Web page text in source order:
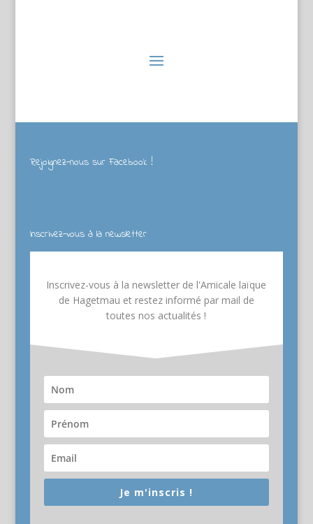
Rejoignez-nous sur Facebook !
Inscrivez-vous à la newsletter
Inscrivez-vous à la newsletter de l'Amicale laïque
de Hagetmau et restez informé par mail de
toutes nos actualités !
Je m'inscris !